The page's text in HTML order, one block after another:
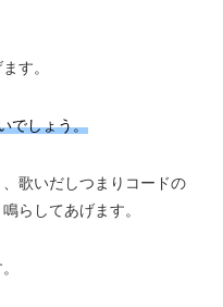
す。
でしょう。
歌いだしつまりコードの
鳴らしてあげます。